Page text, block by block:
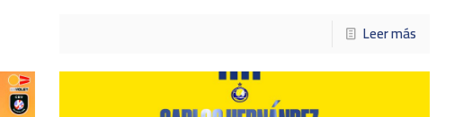
Leer más